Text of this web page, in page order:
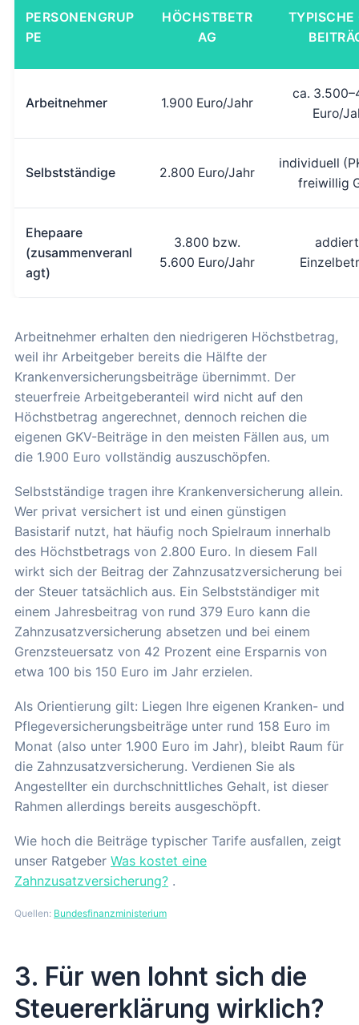
PERSONENGRUP
PE
HÖCHSTBETR
AG
Arbeitnehmer 1.900 Euro/Jahr
ca.
Euro/
Selbstständige 2.800 Euro/Jahr
individuell
freiwillig
Ehepaare
(zusammenveranl
agt)
3.800 bzw.
5.600 Euro/Jahr
Arbeitnehmer erhalten den niedrigeren Höchstbetrag,
weil ihr Arbeitgeber bereits die Hälfte der
Krankenversicherungsbeiträge übernimmt. Der
steuerfreie Arbeitgeberanteil wird nicht auf den
Höchstbetrag angerechnet, dennoch reichen die
eigenen GKV-Beiträge in den meisten Fällen aus, um
die 1.900 Euro vollständig auszuschöpfen.
Selbstständige tragen ihre Krankenversicherung allein.
Wer privat versichert ist und einen günstigen
Basistarif nutzt, hat häufig noch Spielraum innerhalb
des Höchstbetrags von 2.800 Euro. In diesem Fall
wirkt sich der Beitrag der Zahnzusatzversicherung bei
der Steuer tatsächlich aus. Ein Selbstständiger mit
einem Jahresbeitrag von rund 379 Euro kann die
Zahnzusatzversicherung absetzen und bei einem
Grenzsteuersatz von 42 Prozent eine Ersparnis von
etwa 100 bis 150 Euro im Jahr erzielen.
Als Orientierung gilt: Liegen Ihre eigenen Kranken- und
Pflegeversicherungsbeiträge unter rund 158 Euro im
Monat (also unter 1.900 Euro im Jahr), bleibt Raum für
die Zahnzusatzversicherung. Verdienen Sie als
Angestellter ein durchschnittliches Gehalt, ist dieser
Rahmen allerdings bereits ausgeschöpft.
Wie hoch die Beiträge typischer Tarife ausfallen, zeigt
unser Ratgeber Was kostet eine
Zahnzusatzversicherung? .
Quellen: Bundesfinanzministerium
3. Für wen lohnt sich die
Steuererklärung wirklich?